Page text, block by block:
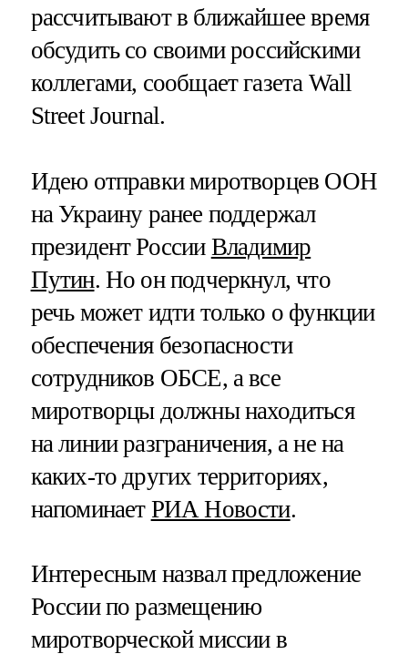
рассчитывают в ближайшее время
обсудить со своими российскими
коллегами, сообщает газета Wall
Street Journal.
Идею отправки миротворцев ООН
на Украину ранее поддержал
президент России Владимир
Путин. Но он подчеркнул, что
речь может идти только о функции
обеспечения безопасности
сотрудников ОБСЕ, а все
миротворцы должны находиться
на линии разграничения, а не на
каких-то других территориях,
напоминает РИА Новости.
Интересным назвал предложение
России по размещению
миротворческой миссии в